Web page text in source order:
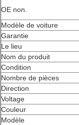
OE non.
Modèle de voiture
Garantie
Le lieu
Nom du produit
Condition
Nombre de pièces
Direction
Voltage
Couleur
Modèle